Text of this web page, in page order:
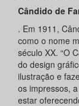
Cândido de
. Em 1911,
como o nome
século XX. “O
do design
ilustração e
os impressos,
estar